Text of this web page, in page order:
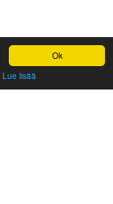
Ok
Lue lisää